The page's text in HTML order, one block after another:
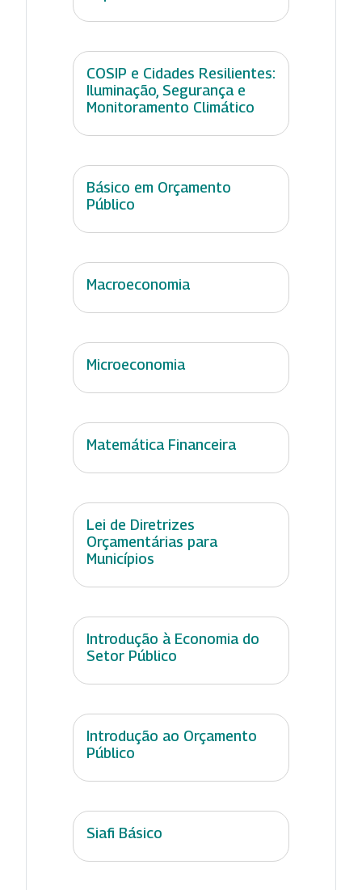
COSIP e Cidades Resilientes:
Iluminação, Segurança e
Monitoramento Climático
Básico em Orçamento
Público
Macroeconomia
Microeconomia
Matemática Financeira
Lei de Diretrizes
Orçamentárias para
Municípios
Introdução à Economia do
Setor Público
Introdução ao Orçamento
Público
Siafi Básico